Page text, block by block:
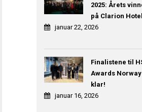
2025: Årets
på Clarion
januar 22, 2026
Finalistene til
Awards Norway
klar!
januar 16, 2026